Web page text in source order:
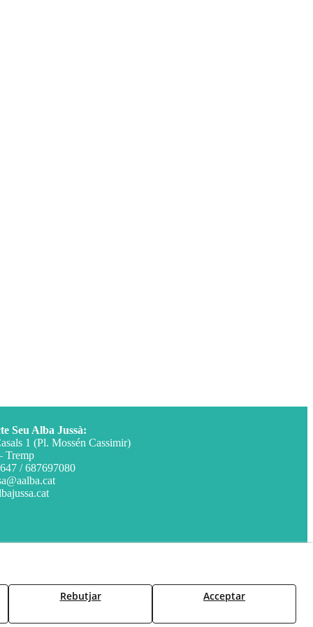
Seu Alba Jussà:
1 (Pl. Mossén Cassimir)
Tremp
/ 687697080
Rebutjar Acceptar